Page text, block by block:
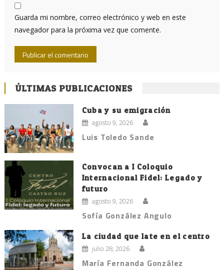
Guarda mi nombre, correo electrónico y web en este
navegador para la próxima vez que comente.
ÚLTIMAS PUBLICACIONES
Cuba y su emigración
agosto 9, 2026
Luis Toledo Sande
Convocan a I Coloquio
Internacional Fidel: Legado y
futuro
agosto 9, 2026
Sofía González Angulo
La ciudad que late en el centro
julio 28, 2026
María Fernanda González